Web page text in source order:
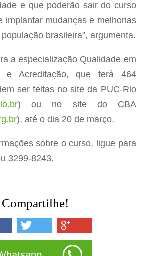
e que poderão sair do curso
implantar mudanças e melhorias
brasileira”, argumenta.
a especialização Qualidade em
e Acreditação, que terá 464
ser feitas no site da PUC-Rio
) ou no site do CBA
), até o dia 20 de março.
sobre o curso, ligue para
3299-8243.
Compartilhe!